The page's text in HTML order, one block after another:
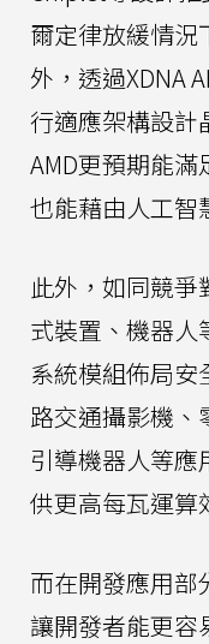
爾定律放緩情況
外，透過XDNA
行適應架構設計
AMD更預期能
也能藉由人工智
此外，如同競爭
式裝置、機器人
系統模組佈局
路交通攝影機
引導機器人等
供更高每瓦運算
而在開發應用部
讓開發者能更容